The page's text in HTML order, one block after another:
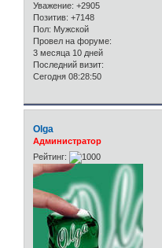
Уважение: +2905
Позитив: +7148
Пол: Мужской
Провел на форуме:
3 месяца 10 дней
Последний визит:
Сегодня 08:28:50
Olga
Администратор
Рейтинг: